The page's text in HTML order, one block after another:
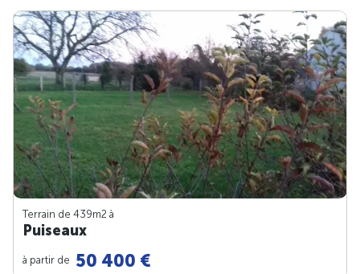
Terrain de 439m2 à
Puiseaux
à partir de 50 400 €